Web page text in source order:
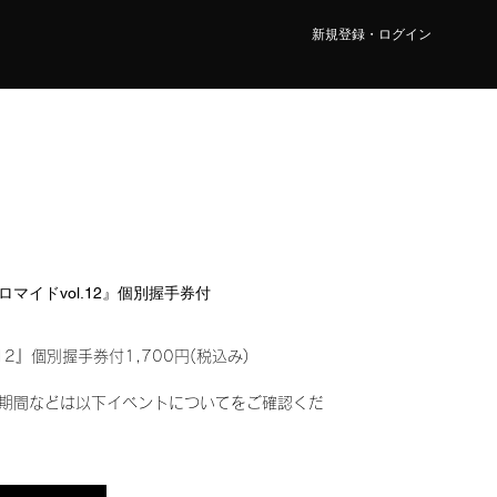
新規登録・ログイン
マイドvol.12』個別握手券付
』個別握手券付1,700円(税込み)
間などは以下イベントについてをご確認くだ